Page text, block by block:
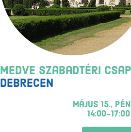
Medve Szabadtéri
Debrecen
május 15.,
14:00-17:00